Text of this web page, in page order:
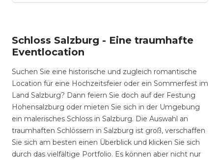
Schloss Salzburg - Eine traumhafte
Eventlocation
Suchen Sie eine historische und zugleich romantische
Location für eine Hochzeitsfeier oder ein Sommerfest im
Land Salzburg? Dann feiern Sie doch auf der Festung
Hohensalzburg oder mieten Sie sich in der Umgebung
ein malerisches Schloss in Salzburg. Die Auswahl an
traumhaften Schlössern in Salzburg ist groß, verschaffen
Sie sich am besten einen Überblick und klicken Sie sich
durch das vielfältige Portfolio. Es können aber nicht nur